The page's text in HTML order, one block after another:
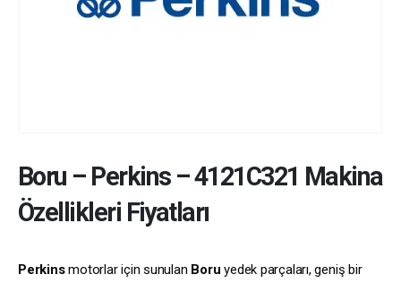
Boru – Perkins–4121C321 Makina
Özellikleri Fiyatları
Perkinsmotorlar için sunulan Boru yedek parçaları, geniş bir